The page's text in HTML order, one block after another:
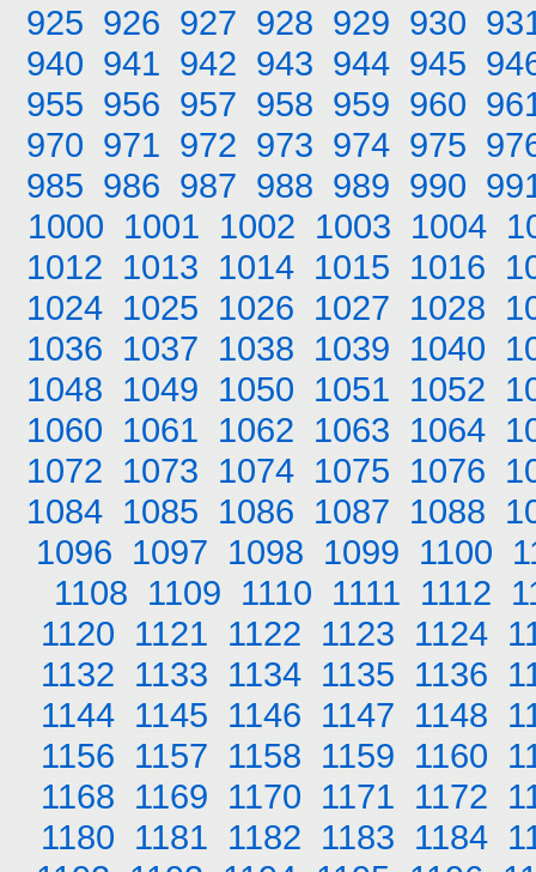
925 926 927 928 929 930
940 941 942 943 944 945
955 956 957 958 959 960
970 971 972 973 974 975
985 986 987 988 989 990
1000 1001 1002 1003 1004
1012 1013 1014 1015 1016
1024 1025 1026 1027 1028
1036 1037 1038 1039 1040
1048 1049 1050 1051 1052
1060 1061 1062 1063 1064
1072 1073 1074 1075 1076
1084 1085 1086 1087 1088
1096 1097 1098 1099 1100
1108 1109 1110 1111 1112
1120 1121 1122 1123 1124
1132 1133 1134 1135 1136
1144 1145 1146 1147 1148
1156 1157 1158 1159 1160
1168 1169 1170 1171 1172
1180 1181 1182 1183 1184